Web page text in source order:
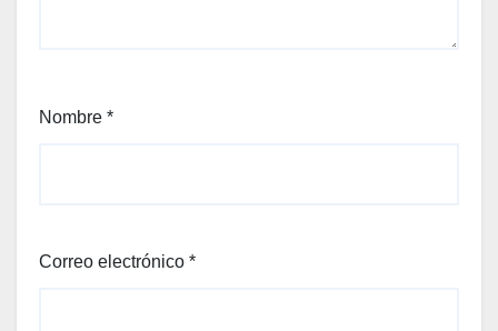
Nombre *
Correo electrónico *